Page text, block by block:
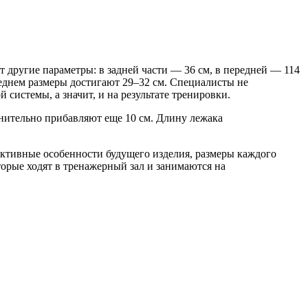
другие параметры: в задней части — 36 см, в передней — 114
размеры достигают 29–32 см. Специалисты не
а значит, и на результате тренировки.
прибавляют еще 10 см. Длину лежака
особенности будущего изделия, размеры каждого
ходят в тренажерный зал и занимаются на